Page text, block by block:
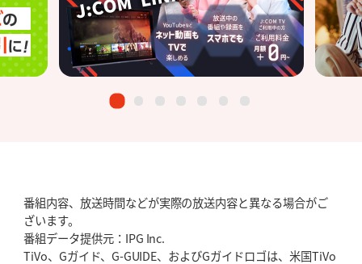
番組内容、放送時間などが実際の放送内容と異なる場合がご
ざいます。
番組データ提供元：IPG Inc.
TiVo、Gガイド、G-GUIDE、およびGガイドロゴは、米国TiVo